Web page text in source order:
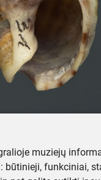
muziejų
būtinieji, funkciniai,